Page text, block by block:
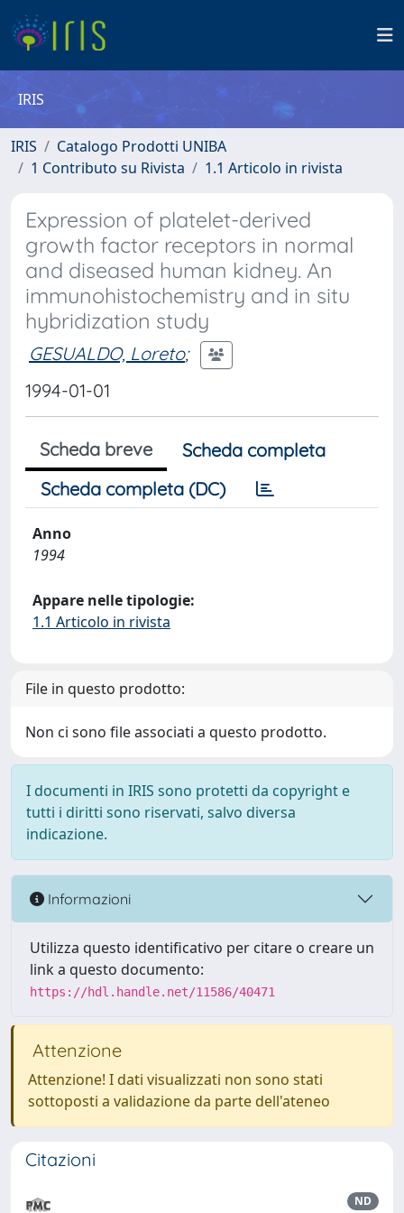
IRIS
IRIS
Catalogo Prodotti UNIBA
1 Contributo su Rivista
1.1 Articolo in rivista
Expression of platelet-derived
growth factor receptors in normal
and diseased human kidney. An
immunohistochemistry and in situ
hybridization study
GESUALDO, Loreto;
1994-01-01
Scheda breve
Scheda completa
Scheda completa (DC)
Anno
1994
Appare nelle tipologie:
1.1 Articolo in rivista
File in questo prodotto:
Non ci sono file associati a questo prodotto.
I documenti in IRIS sono protetti da copyright e
tutti i diritti sono riservati, salvo diversa
indicazione.
Informazioni
Utilizza questo identificativo per citare o creare un
link a questo documento:
https://hdl.handle.net/11586/40471
Attenzione
Attenzione! I dati visualizzati non sono stati
sottoposti a validazione da parte dell'ateneo
Citazioni
ND